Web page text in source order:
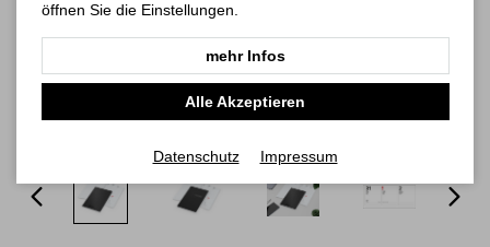
öffnen Sie die Einstellungen.
mehr Infos
Alle Akzeptieren
Datenschutz Impressum